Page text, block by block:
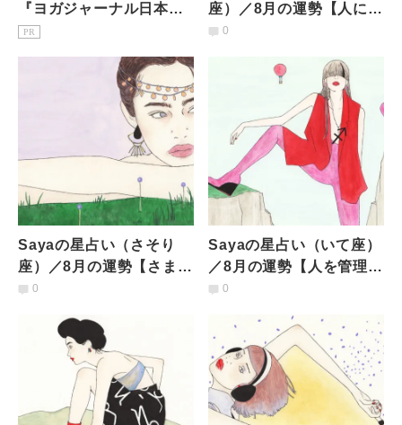
『ヨガジャーナル日本
版』予約購読のご案内
PR
座）／8月の運勢【人に振
りまわされがち。】
0
Sayaの星占い（さそり
座）／8月の運勢【さまざ
まな交流が生まれるな
0
Sayaの星占い（いて座）
／8月の運勢【人を管理す
る立場にも。居場所につ
0